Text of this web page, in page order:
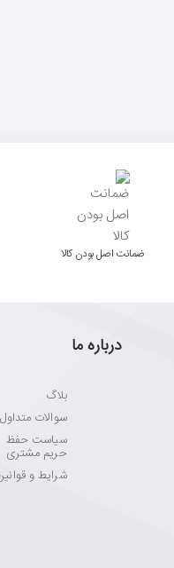
ﺿﻤﺎﻧﺖ اﺻﻞ ﺑﻮدن ﮐﺎﻟﺎ
درباره ما
بلاگ
سوالات متداول
سیاست حفظ
حریم مشتری
شرایط و